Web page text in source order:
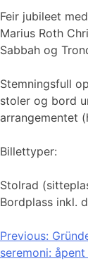
Feir jubileet
Marius Roth
Sabbah og
Stemningsfull
stoler og bord
arrangementet
Billettyper:
Stolrad
Bordplass inkl.
Previous:
seremoni: